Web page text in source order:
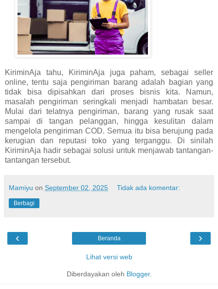
KiriminAja tahu, KiriminAja juga paham, sebagai seller
online, tentu saja pengiriman barang adalah bagian yang
tidak bisa dipisahkan dari proses bisnis kita. Namun,
masalah pengiriman seringkali menjadi hambatan besar.
Mulai dari telatnya pengiriman, barang yang rusak saat
sampai di tangan pelanggan, hingga kesulitan dalam
mengelola pengiriman COD. Semua itu bisa berujung pada
kerugian dan reputasi toko yang terganggu. Di sinilah
KiriminAja hadir sebagai solusi untuk menjawab tantangan-
tantangan tersebut.
Mamiyu on September 02, 2025 Tidak ada komentar:
Berbagi
‹ ›
Beranda
Lihat versi web
Diberdayakan oleh Blogger.